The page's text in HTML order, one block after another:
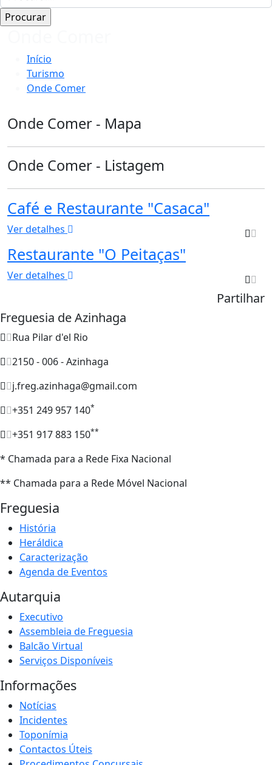
Início
Turismo
Onde Comer
Onde Comer - Mapa
Onde Comer - Listagem
Café e Restaurante "Casaca"
Ver detalhes
Restaurante "O Peitaças"
Ver detalhes
Partilhar
Freguesia de Azinhaga
Rua Pilar d'el Rio
2150 - 006 - Azinhaga
j.freg.azinhaga@gmail.com
+351 249 957 140*
+351 917 883 150**
* Chamada para a Rede Fixa Nacional
** Chamada para a Rede Móvel Nacional
Freguesia
História
Heráldica
Caracterização
Agenda de Eventos
Autarquia
Executivo
Assembleia de Freguesia
Balcão Virtual
Serviços Disponíveis
Informações
Notícias
Incidentes
Toponímia
Contactos Úteis